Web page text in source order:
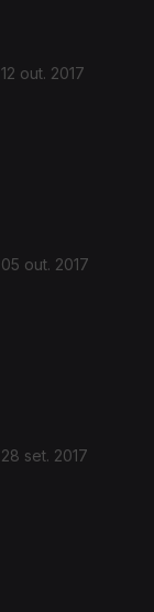
12 out. 2017
05 out. 2017
28 set. 2017